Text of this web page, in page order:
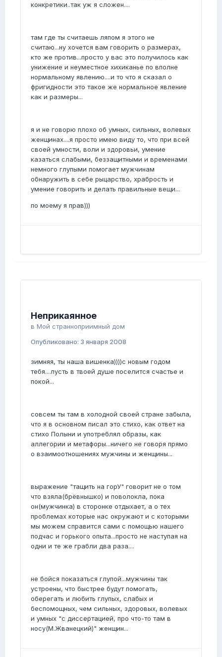
конкретики..так уж я сложен....
там где ты считаешь ляпом я этого не
считаю...ну хочется вам говорить о размерах,
кто же против...просто у вас это получилось как
унижение и неуместное хихиканье по вполне
нормальному явлению....и то что я сказал о
фригидности это такое же нормальное явление
как и размеры...
я и не говорю плохо об умных, сильных, волевых
женщинах....я просто имею виду то, что при всей
своей умности, воли и здоровьи, умение
казаться слабыми, беззащитными и временами
немного глупыми помогает мужчинам
обнаружить в себе рыцарство, храбрость и
умение говорить и делать правильные вещи...
по моему я прав)))
Неприкаянное
в Мой странноприимный дом
Опубликовано: 3 января 2008
зимняя, ты наша вишенка))))с новым годом
тебя....пусть в твоей душе поселится счастье и
покой...
совсем ты там в холодной своей стране забыла,
что я в основном писал это стихо, как ответ на
стихо Полыни и употреблял образы, как
аллегории и метафоры...ничего не говоря прямо
о взаимоотношениях мужчины и женщины...
выражение "тащить на горУ" говорит не о том
что взяла(брёвнышко) и поволокла, пока
он(мужчинка) в сторонке отдыхает, а о тех
проблемах которые нас окружают и с которыми
мы можем справится сами с помощью нашего
подчас и горького опыта...просто не наступая на
одни и те же грабли два раза....
не бойся показаться глупой...мужчины так
устроены, что быстрее будут помогать,
оберегать и любить глупых, слабых и
беспомощных, чем сильных, здоровых, волевых
и умных "с диссертацией, про что-то там в
носу(М.Жванецкий)" женщин...